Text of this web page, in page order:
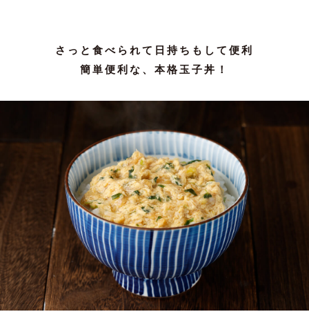
さっと食べられて日持ちもして便利
簡単便利な、本格玉子丼！